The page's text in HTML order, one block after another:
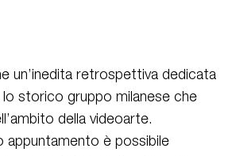
un’inedita retrospettiva dedicata
storico gruppo milanese che
della videoarte.
appuntamento è possibile